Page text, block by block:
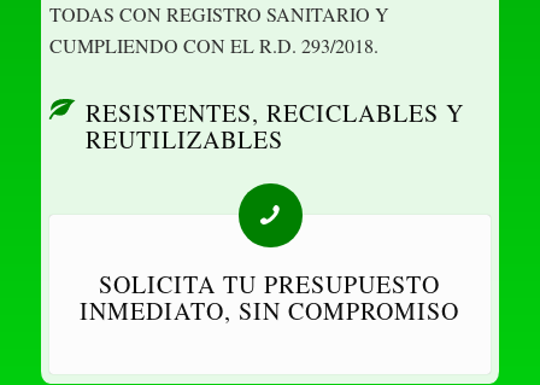
TODAS CON REGISTRO SANITARIO Y
CUMPLIENDO CON EL R.D. 293/2018.
RESISTENTES, RECICLABLES Y
REUTILIZABLES
SOLICITA TU PRESUPUESTO
INMEDIATO, SIN COMPROMISO